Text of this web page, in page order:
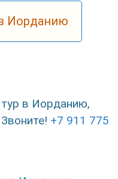
Иорданию
в Иорданию,
+7 911 775